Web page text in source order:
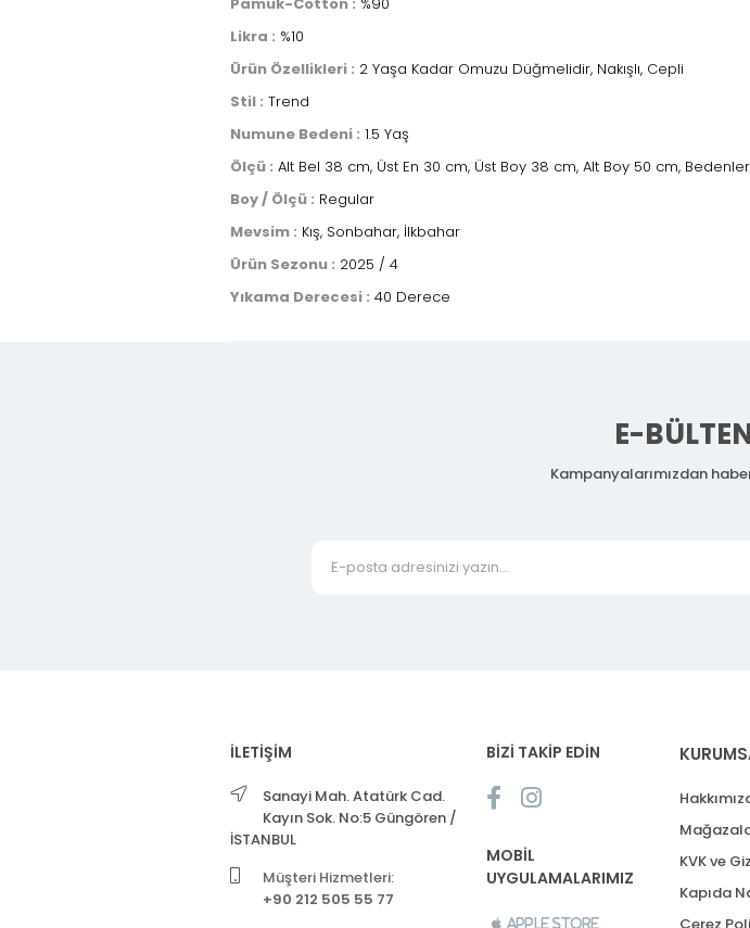
Likra : %10
Ürün Özellikleri : 2 Yaşa Kadar Omuzu Düğmelidir, Nakışlı, Cepli
Stil : Trend
Numune Bedeni : 1.5 Yaş
Ölçü : Alt Bel 38 cm, Üst En 30 cm, Üst Boy 38 cm, Alt Boy 50 cm,
Boy / Ölçü : Regular
Mevsim : Kış, Sonbahar, İlkbahar
Ürün Sezonu : 2025 / 4
Yıkama Derecesi : 40 Derece
E-
Kampanyalarımızdan
İLETİŞİM
Sanayi Mah. Atatürk Cad.
Kayın Sok. No:5 Güngören /
İSTANBUL
Müşteri Hizmetleri:
+90 212 505 55 77
BİZİ TAKİP EDİN
MOBİL
UYGULAMALARIMIZ
Apple Store
KVK ve
Kapıda